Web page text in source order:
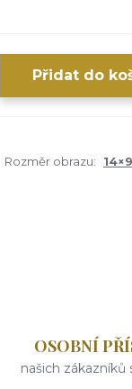
Přidat do
Rozměr obrazu:
OSOBNÍ
našich zákazníků